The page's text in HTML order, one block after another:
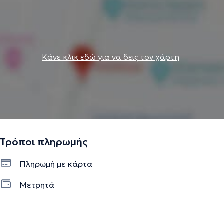
Κάνε κλικ εδώ για να δεις τον χάρτη
Τρόποι πληρωμής
Πληρωμή με κάρτα
Μετρητά